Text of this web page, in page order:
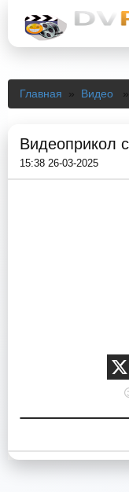
Главная » Видео »
Видеоприкол
15:38 26-03-2025